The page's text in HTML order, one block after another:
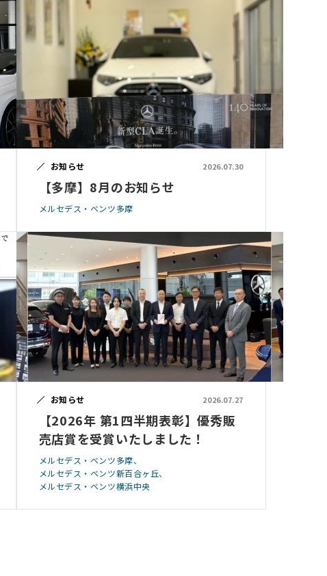
お知らせ 2026.07.30
【多摩】8月のお知らせ
メルセデス・ベンツ多摩
お知らせ 2026.07.27
【2026年 第1四半期表彰】優秀販
売店賞を受賞いたしました！
メルセデス・ベンツ多摩
メルセデス・ベンツ新百合ヶ丘
メルセデス・ベンツ横浜中央